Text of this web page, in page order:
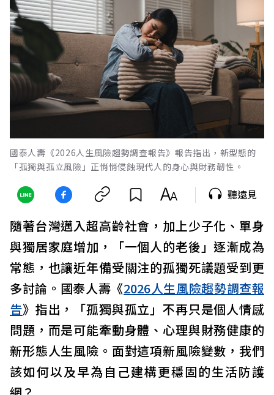
國泰人壽《2026人生風險趨勢調查報告》報告指出，新型態的
「孤獨與孤立風險」正悄悄侵蝕現代人的身心與財務韌性。
聽遠見
隨著台灣邁入超高齡社會，加上少子化、單身
與獨居家庭增加，「一個人的老後」逐漸成為
常態，也讓近年備受關注的孤獨死議題受到更
多討論。國泰人壽《2026人生風險趨勢調查報
告》指出，「孤獨與孤立」不再只是個人情感
問題，而是可能牽動身體、心理與財務健康的
新形態人生風險。面對這項新風險變數，我們
該如何以及早為自己建構更穩固的生活防護